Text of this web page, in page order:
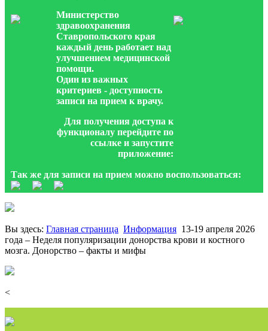
Министерство
здравоохранения
Ставропольского края
каждый день работает над
улучшением медицинской
помощи.
Один из важных
критериев - доступность
записи на прием к врачу.
Для получения доступа к
функционалу перейдите по
ссылке и запустите
приложение:
Так же для записи на прием можно воспользоваться:
Вы здесь: Главная страница Информация 13-19 апреля 2026
года – Неделя популяризации донорства крови и костного
мозга. Донорство – факты и мифы
<